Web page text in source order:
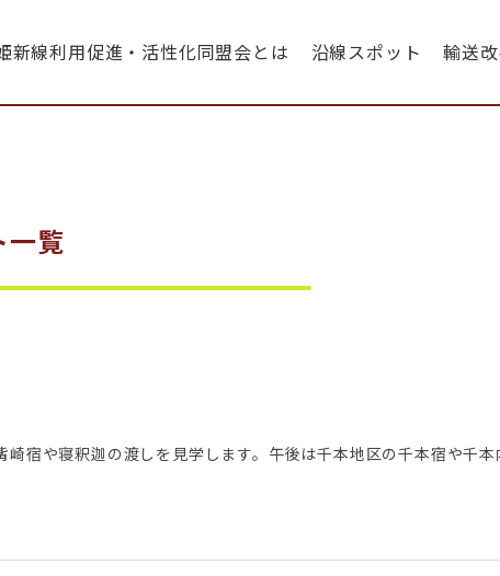
新線利用促進・活性化同盟会とは 沿線スポット 輸送
一覧
宿や寝釈迦の渡しを見学します。午後は千本地区の千本宿や千